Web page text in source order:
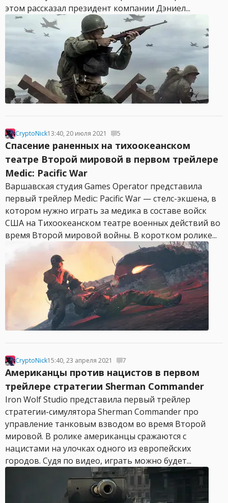
этом рассказал президент компании Дэниел...
CryptoNick13:40, 20 июля 2021 5
Спасение раненных на тихоокеанском
театре Второй мировой в первом трейлере
Medic: Pacific War
Варшавская студия Games Operator представила
первый трейлер Medic: Pacific War — стелс-экшена, в
котором нужно играть за медика в составе войск
США на Тихоокеанском театре военных действий во
время Второй мировой войны. В коротком ролике...
CryptoNick15:40, 23 апреля 2021 7
Американцы против нацистов в первом
трейлере стратегии Sherman Commander
Iron Wolf Studio представила первый трейлер
стратегии-симулятора Sherman Commander про
управление танковым взводом во время Второй
мировой. В ролике американцы сражаются с
нацистами на улочках одного из европейских
городов. Судя по видео, играть можно будет...